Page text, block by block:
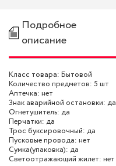
Подробное
описание
Класс товара: Бытовой
Количество предметов: 5 шт
Аптечка: нет
Знак аварийной остановки: да
Огнетушитель: да
Перчатки: да
Трос буксировочный: да
Пусковые провода: нет
Сумка(упаковка): да
Светоотражающий жилет: нет